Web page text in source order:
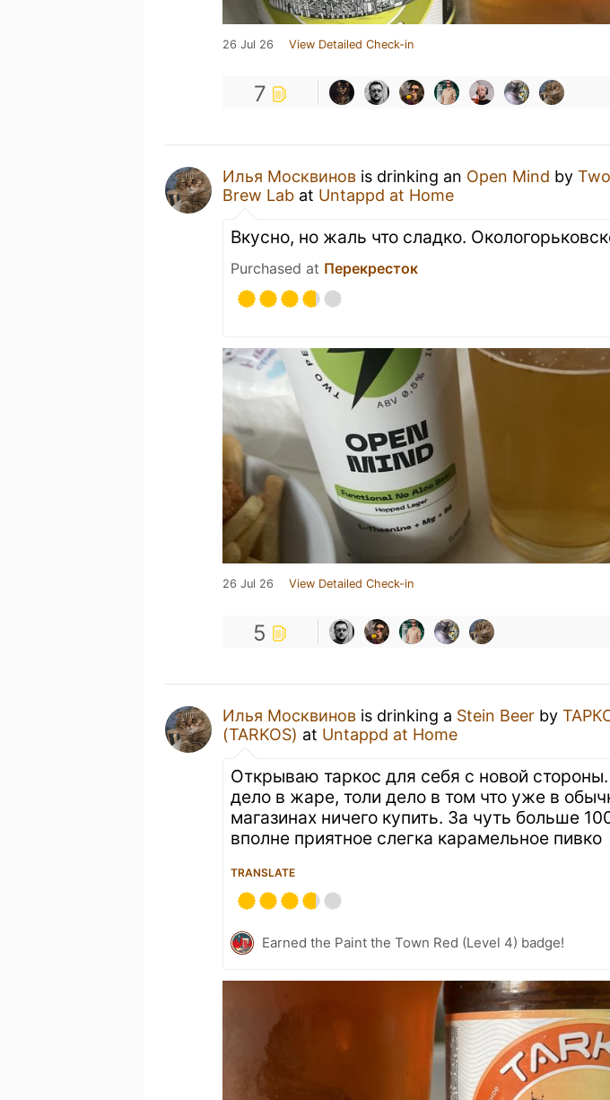
26 Jul 26 View Detailed Check-in
7
Илья Москвинов is drinking an Open Mind by
Brew Lab at Untappd at Home
Вкусно, но жаль что сладко.
Purchased at Перекресток
26 Jul 26 View Detailed Check-in
5
Илья Москвинов is drinking a Stein Beer by
(TARKOS) at Untappd at Home
Открываю таркос для себя с новой
дело в жаре, толи дело в том что уже в
магазинах ничего купить. За чуть больше
вполне приятное слегка карамельное пивко
TRANSLATE
Earned the Paint the Town Red (Level 4) badge!